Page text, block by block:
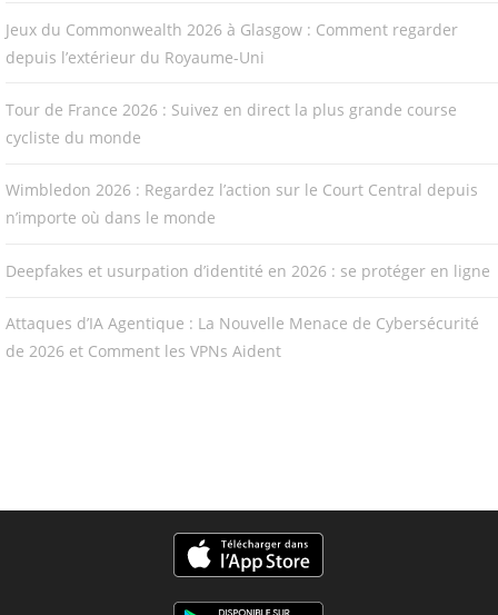
Jeux du Commonwealth 2026 à Glasgow : Comment regarder
depuis l’extérieur du Royaume-Uni
Tour de France 2026 : Suivez en direct la plus grande course
cycliste du monde
Wimbledon 2026 : Regardez l’action sur le Court Central depuis
n’importe où dans le monde
Deepfakes et usurpation d’identité en 2026 : se protéger en ligne
Attaques d’IA Agentique : La Nouvelle Menace de Cybersécurité
de 2026 et Comment les VPNs Aident